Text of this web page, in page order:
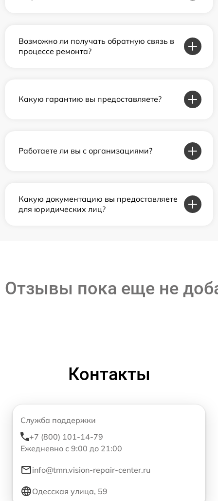
Возможно ли получать обратную связь в
процессе ремонта?
Какую гарантию вы предоставляете?
Работаете ли вы с организациями?
Какую документацию вы предоставляете
для юридических лиц?
Отзывы пока еще не
Контакты
Служба поддержки
+7 (800) 101-14-79
Ежедневно с 9:00 до 21:00
info@tmn.vision-repair-center.ru
Одесская улица, 59